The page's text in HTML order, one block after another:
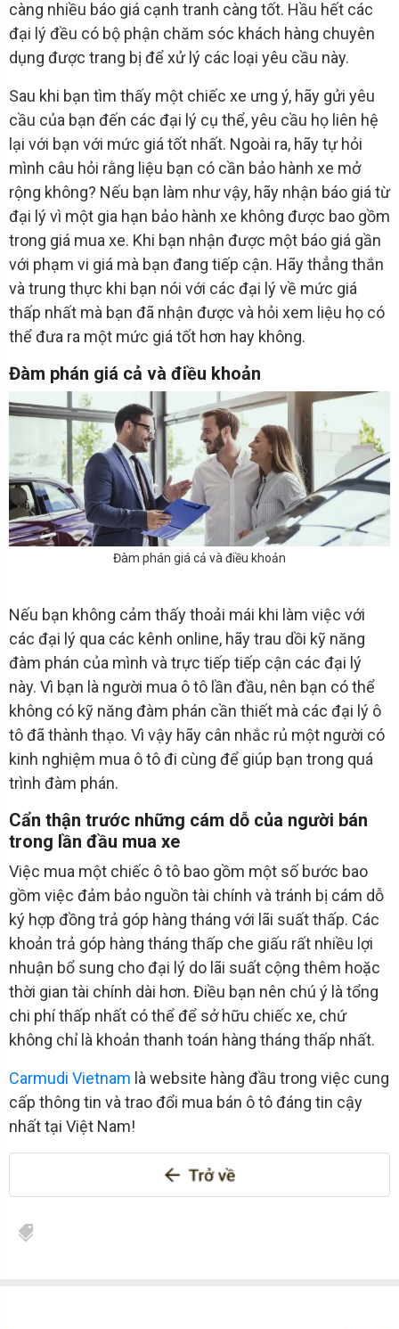
càng nhiều báo giá cạnh tranh càng tốt. Hầu hết các
đại lý đều có bộ phận chăm sóc khách hàng chuyên
dụng được trang bị để xử lý các loại yêu cầu này.
Sau khi bạn tìm thấy một chiếc xe ưng ý, hãy gửi yêu
cầu của bạn đến các đại lý cụ thể, yêu cầu họ liên hệ
lại với bạn với mức giá tốt nhất. Ngoài ra, hãy tự hỏi
mình câu hỏi rằng liệu bạn có cần bảo hành xe mở
rộng không? Nếu bạn làm như vậy, hãy nhận báo giá từ
đại lý vì một gia hạn bảo hành xe không được bao gồm
trong giá mua xe. Khi bạn nhận được một báo giá gần
với phạm vi giá mà bạn đang tiếp cận. Hãy thẳng thắn
và trung thực khi bạn nói với các đại lý về mức giá
thấp nhất mà bạn đã nhận được và hỏi xem liệu họ có
thể đưa ra một mức giá tốt hơn hay không.
Đàm phán giá cả và điều khoản
Đàm phán giá cả và điều khoản
Nếu bạn không cảm thấy thoải mái khi làm việc với
các đại lý qua các kênh online, hãy trau dồi kỹ năng
đàm phán của mình và trực tiếp tiếp cận các đại lý
này. Vì bạn là người mua ô tô lần đầu, nên bạn có thể
không có kỹ năng đàm phán cần thiết mà các đại lý ô
tô đã thành thạo. Vì vậy hãy cân nhắc rủ một người có
kinh nghiệm mua ô tô đi cùng để giúp bạn trong quá
trình đàm phán.
Cẩn thận trước những cám dỗ của người bán
trong lần đầu mua xe
Việc mua một chiếc ô tô bao gồm một số bước bao
gồm việc đảm bảo nguồn tài chính và tránh bị cám dỗ
ký hợp đồng trả góp hàng tháng với lãi suất thấp. Các
khoản trả góp hàng tháng thấp che giấu rất nhiều lợi
nhuận bổ sung cho đại lý do lãi suất cộng thêm hoặc
thời gian tài chính dài hơn. Điều bạn nên chú ý là tổng
chi phí thấp nhất có thể để sở hữu chiếc xe, chứ
không chỉ là khoản thanh toán hàng tháng thấp nhất.
Carmudi Vietnam là website hàng đầu trong việc cung
cấp thông tin và trao đổi mua bán ô tô đáng tin cậy
nhất tại Việt Nam!